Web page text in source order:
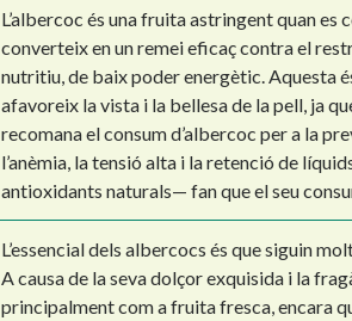
L’albercoc és una fruita astringent quan es
converteix en un remei eficaç contra el
nutritiu, de baix poder energètic. Aquesta
afavoreix la vista i la bellesa de la pell, ja
recomana el consum d’albercoc per a la
l’anèmia, la tensió alta i la retenció de
antioxidants naturals— fan que el seu
L’essencial dels albercocs és que siguin
A causa de la seva dolçor exquisida i la
principalment com a fruita fresca, encara